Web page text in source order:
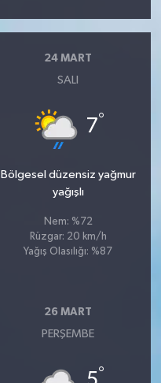
24 MART
SALI
7°
Bölgesel düzensiz yağmur
yağışlı
Nem: %72
Rüzgar: 20 km/h
Yağış Olasılığı: %87
26 MART
PERŞEMBE
°